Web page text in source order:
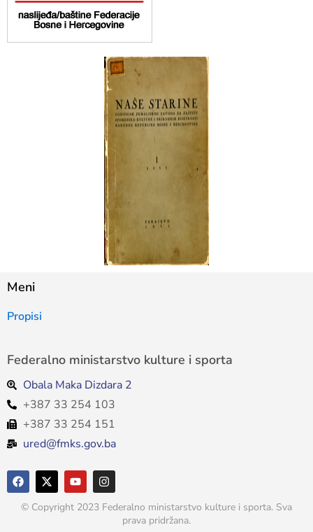
Meni
Propisi
Federalno ministarstvo kulture i sporta
Obala Maka Dizdara 2
+387 33 254 103
+387 33 254 151
ured@fmks.gov.ba
© Copyright 2023 Federalno ministarstvo kulture i sporta. Sva
prava pridržana.